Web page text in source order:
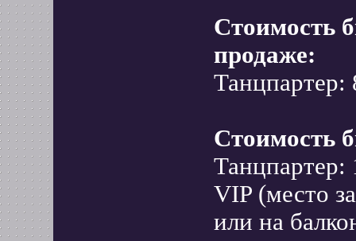
Стоимость
продаже:
Танцпартер:
Стоимость
Танцпартер:
VIP (место
или на